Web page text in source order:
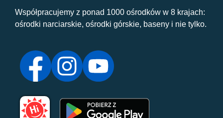
Współpracujemy z ponad 1000 ośrodków w 8 krajach:
ośrodki narciarskie, ośrodki górskie, baseny i nie tylko.